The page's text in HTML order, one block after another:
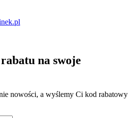
na swoje
nowości, a wyślemy Ci kod rabatowy